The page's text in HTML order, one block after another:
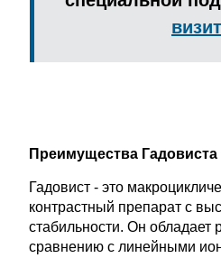
Преимущества Гадовиста
Гадовист - это
контрастный препарат с
стабильности. Он
сравнению с линейными